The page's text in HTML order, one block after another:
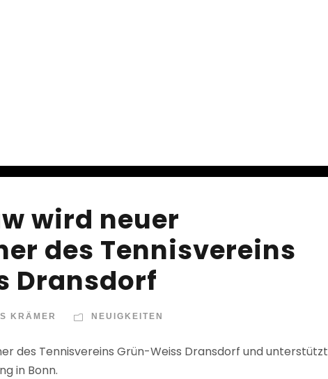
wird neuer
des Tennisvereins
Dransdorf
KRÄMER NEUIGKEITEN
des Tennisvereins Grün-Weiss Dransdorf und unterstützt
in Bonn.